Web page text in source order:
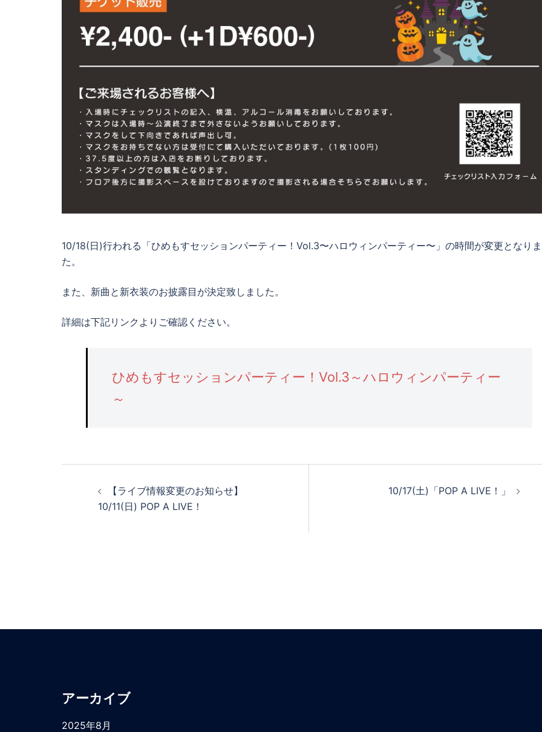
10/18(日)行われる「ひめもすセッションパーティー！Vol.3〜ハロウィンパーティー〜」の時間が変更となり
た。
また、新曲と新衣装のお披露目が決定致しました。
詳細は下記リンクよりご確認ください。
ひめもすセッションパーティー！Vol.3～ハロウィンパーティー
～
【ライブ情報変更のお知らせ】
10/11(日) POP A LIVE！
10/17(土)「POP A LIVE！」
アーカイブ
2025年8月